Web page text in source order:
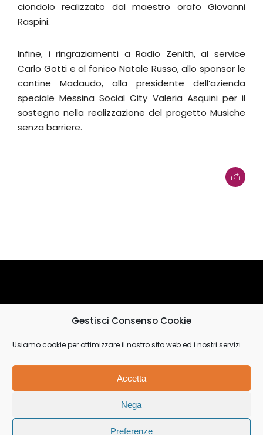
Gestisci Consenso Cookie
Usiamo cookie per ottimizzare il nostro sito web ed i nostri servizi.
Accetta
Nega
Preferenze
ciondolo realizzato dal maestro orafo Giovanni
Raspini.
Infine, i ringraziamenti a Radio Zenith, al service
Carlo Gotti e al fonico Natale Russo, allo sponsor le
cantine Madaudo, alla presidente dell’azienda
speciale Messina Social City Valeria Asquini per il
sostegno nella realizzazione del progetto Musiche
senza barriere.
La Casa del Musicista
C.da Vecchio, Fiumedinisi (ME)
info@lacasadelmusicista.it
lacasadelmusicista@pec.it